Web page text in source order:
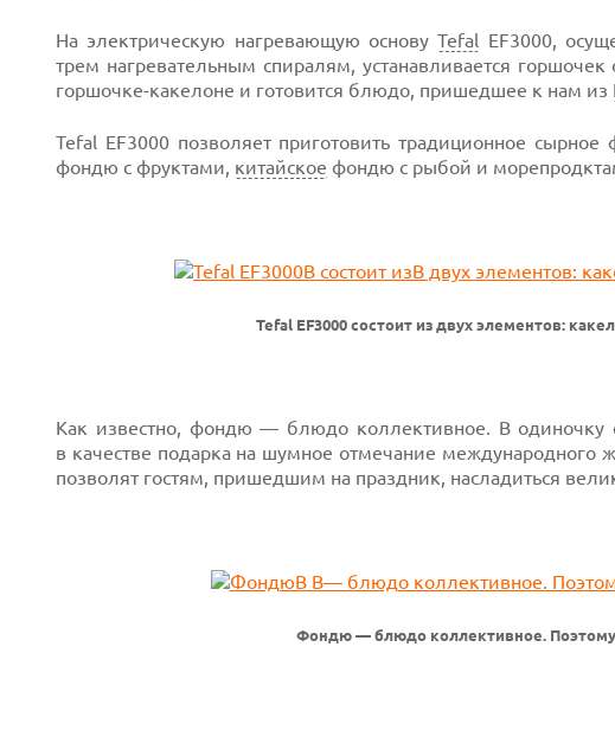
На электрическую нагревающую основуTefal EF3000,
трем нагревательным спиралям, устанавливается
горшочке-какелоне и готовится блюдо, пришедшее к нам из
Tefal EF3000 позволяет приготовить традиционное
фондю с фруктами, китайское фондю с рыбой и
Tefal EF3000 состоит из двух элементов:
Как известно, фондю — блюдо коллективное. В одиночку
в качестве подарка на шумное отмечание международного
позволят гостям, пришедшим на праздник, насладиться
Фондю — блюдо коллективное.